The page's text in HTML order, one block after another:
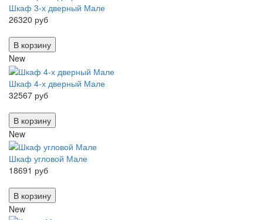
Шкаф 3-х дверный Мале
26320 руб
В корзину
New
Шкаф 4-х дверный Мале
32567 руб
В корзину
New
Шкаф угловой Мале
18691 руб
В корзину
New